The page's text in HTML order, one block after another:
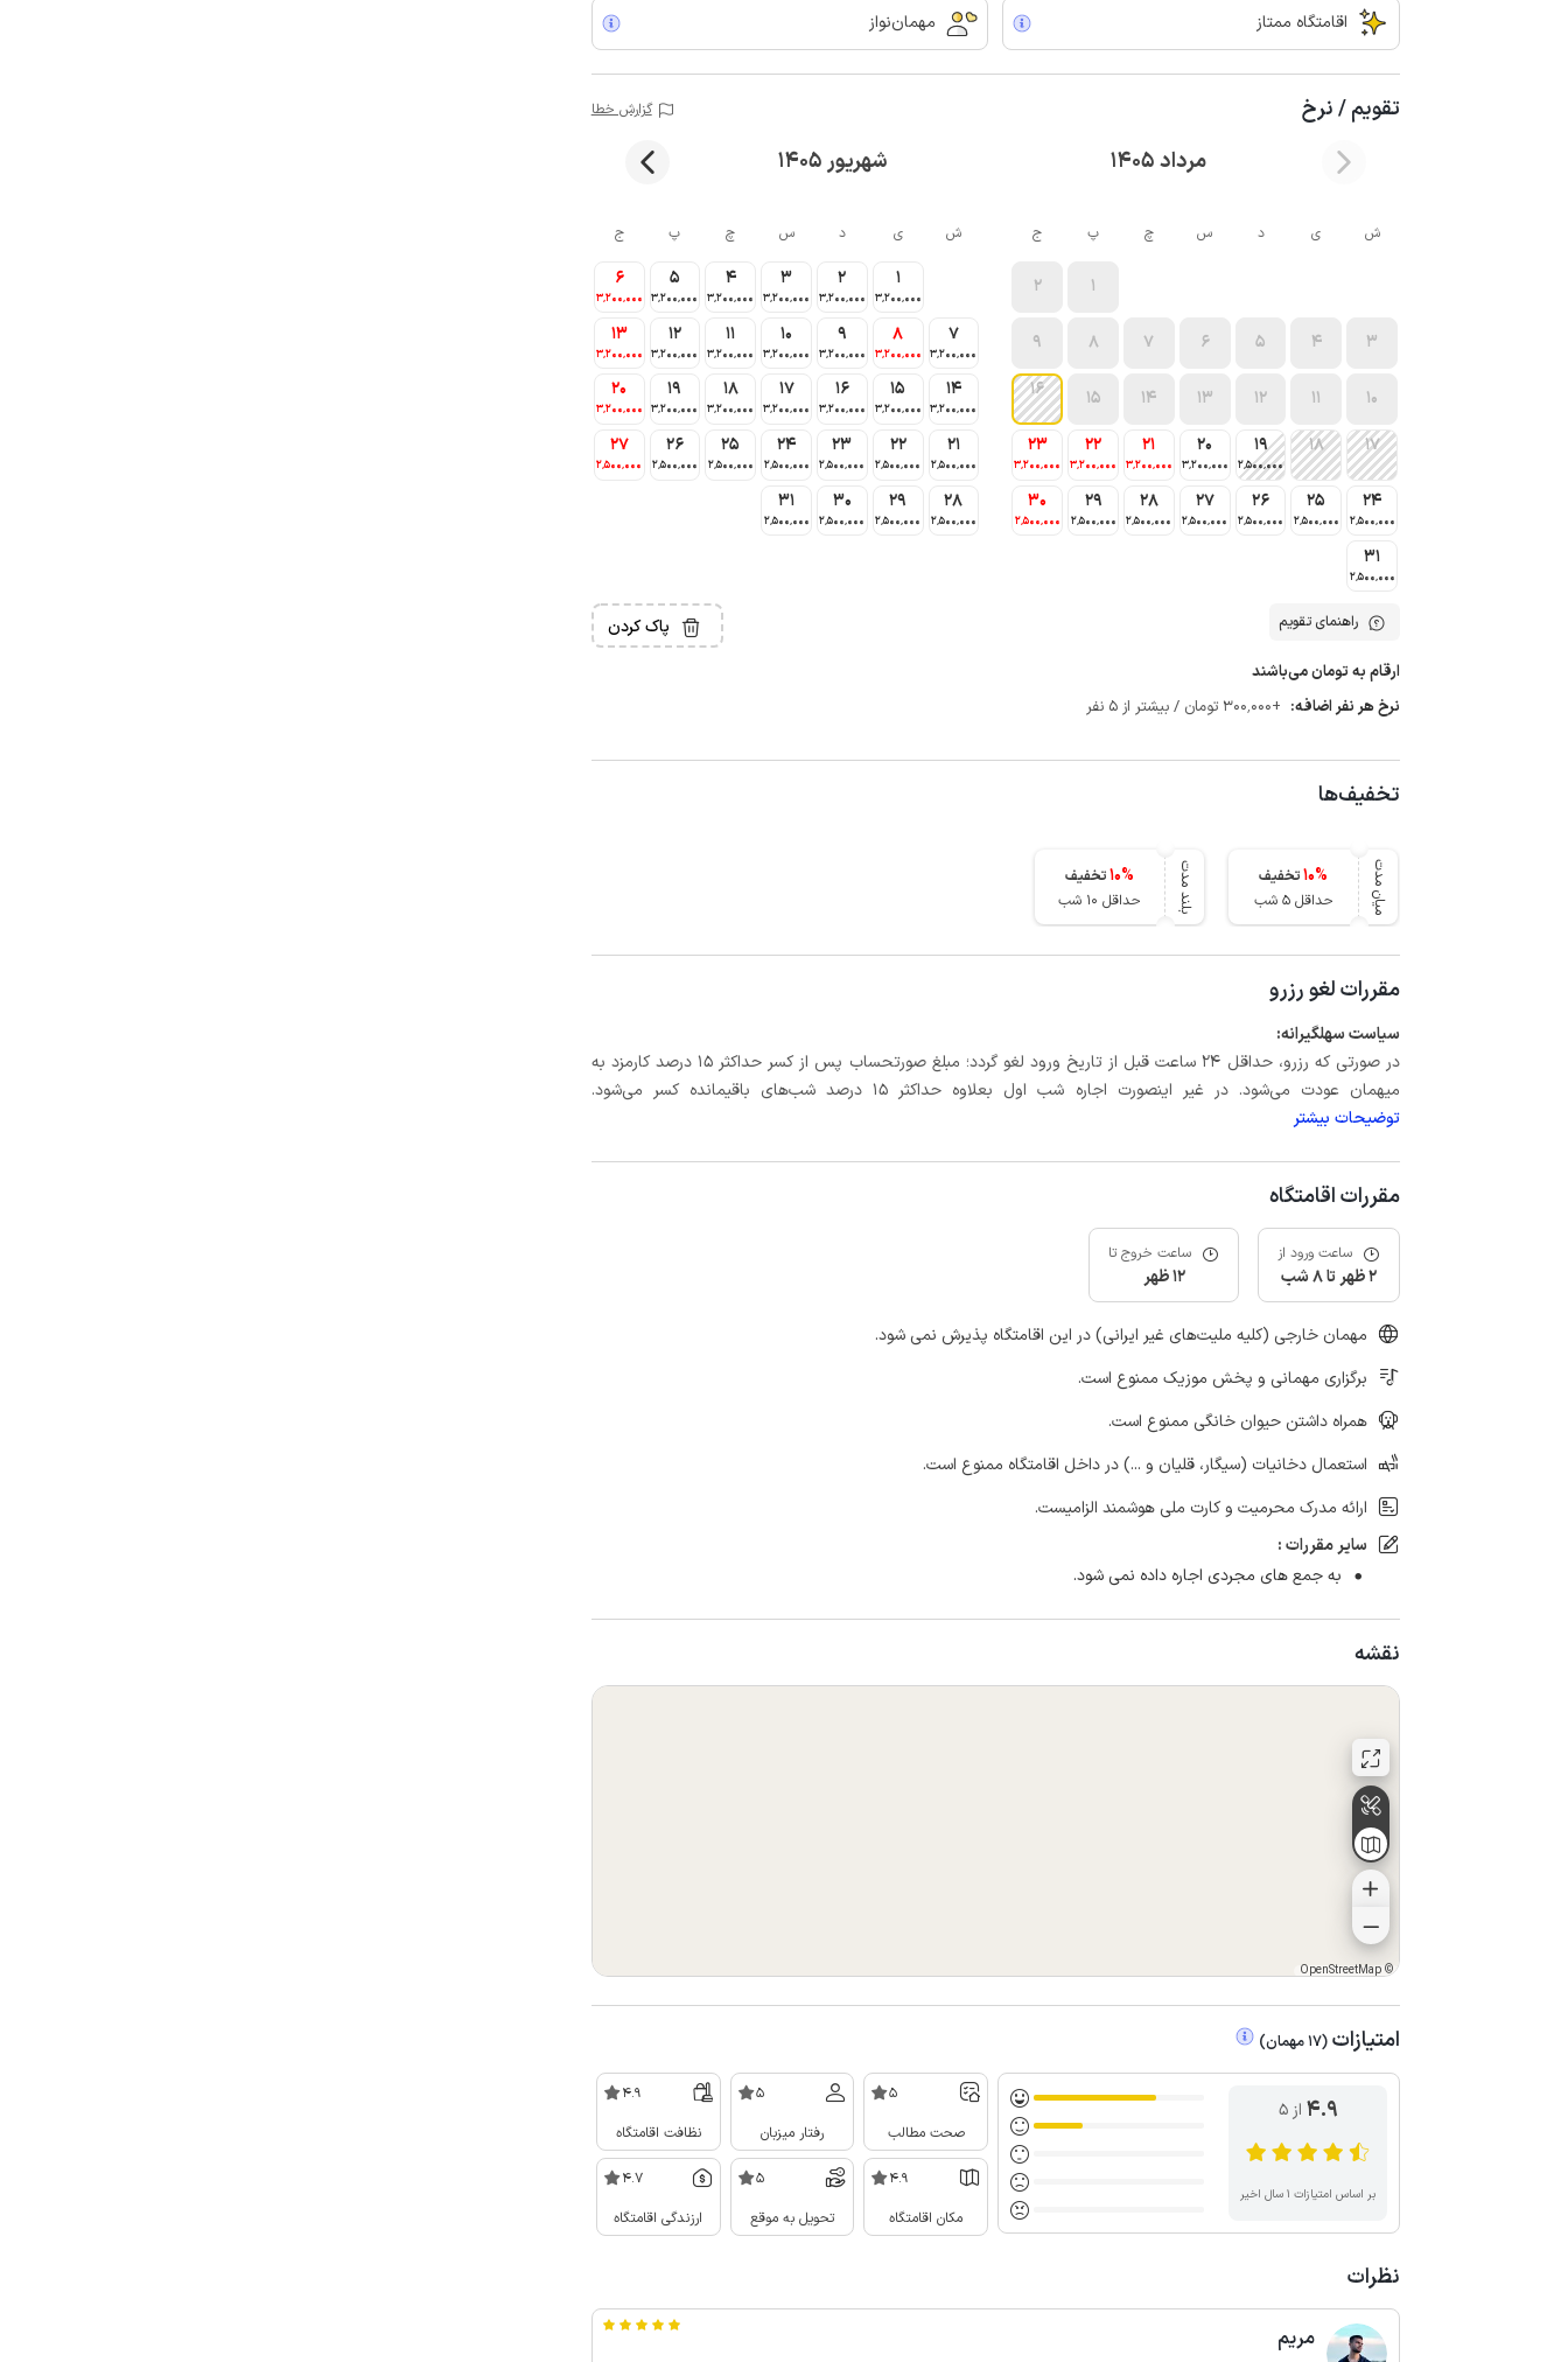
اقامتگاه ممتاز مهمان‌نواز
تقویم / نرخ گزارش خطا
مرداد 1405 شهریور 1405
ش ی د س چ پ ج
1
2
3
4
5
6
7
8
9
10
11
12
13
14
15
16
17
18
19
2٬500٬000
20
3٬200٬000
21
3٬200٬000
22
3٬200٬000
23
3٬200٬000
24
2٬500٬000
25
2٬500٬000
26
2٬500٬000
27
2٬500٬000
28
2٬500٬000
29
2٬500٬000
30
2٬500٬000
31
2٬500٬000
ش ی د س چ پ ج
1
3٬200٬000
2
3٬200٬000
3
3٬200٬000
4
3٬200٬000
5
3٬200٬000
6
3٬200٬000
7
3٬200٬000
8
3٬200٬000
9
3٬200٬000
10
3٬200٬000
11
3٬200٬000
12
3٬200٬000
13
3٬200٬000
14
3٬200٬000
15
3٬200٬000
16
3٬200٬000
17
3٬200٬000
18
3٬200٬000
19
3٬200٬000
20
3٬200٬000
21
2٬500٬000
22
2٬500٬000
23
2٬500٬000
24
2٬500٬000
25
2٬500٬000
26
2٬500٬000
27
2٬500٬000
28
2٬500٬000
29
2٬500٬000
30
2٬500٬000
31
2٬500٬000
راهنمای تقویم پاک کردن
ارقام به تومان می‌باشند
نرخ هر نفر اضافه: +300٬000 تومان / بیشتر از 5 نفر
تخفیف‌ها
میان مدت 10%
تخفیف
حداقل 5 شب
بلند مدت 10%
تخفیف
حداقل 10 شب
مقررات لغو رزرو
سیاست سهلگیرانه:
در صورتی که رزرو، حداقل ۲۴ ساعت قبل از تاریخ ورود لغو گردد؛ مبلغ صورتحساب پس از کسر حداکثر 15 درصد کارمزد به
میهمان عودت می‌شود. در غیر اینصورت اجاره شب اول بعلاوه حداکثر 15 درصد شب‌های باقیمانده کسر می‌شود.
توضیحات بیشتر
مقررات اقامتگاه
ساعت ورود از
2 ظهر تا 8 شب
ساعت خروج تا
12 ظهر
مهمان خارجی (کلیه ملیت‌های غیر ایرانی) در این اقامتگاه پذیرش نمی شود.
برگزاری مهمانی و پخش موزیک ممنوع است.
همراه داشتن حیوان خانگی ممنوع است.
استعمال دخانیات (سیگار، قلیان و ...) در داخل اقامتگاه ممنوع است.
ارائه مدرک محرمیت و کارت ملی هوشمند الزامیست.
سایر مقررات :
به جمع های مجردی اجاره داده نمی شود.
نقشه
©
OpenStreetMap
امتیازات (
17 مهمان)
4.9 از ۵
بر اساس امتیازات ۱ سال اخیر
5
صحت مطالب
5
رفتار میزبان
4.9
نظافت اقامتگاه
4.9
مکان اقامتگاه
5
تحویل به موقع
4.7
ارزندگی اقامتگاه
نظرات
مریم